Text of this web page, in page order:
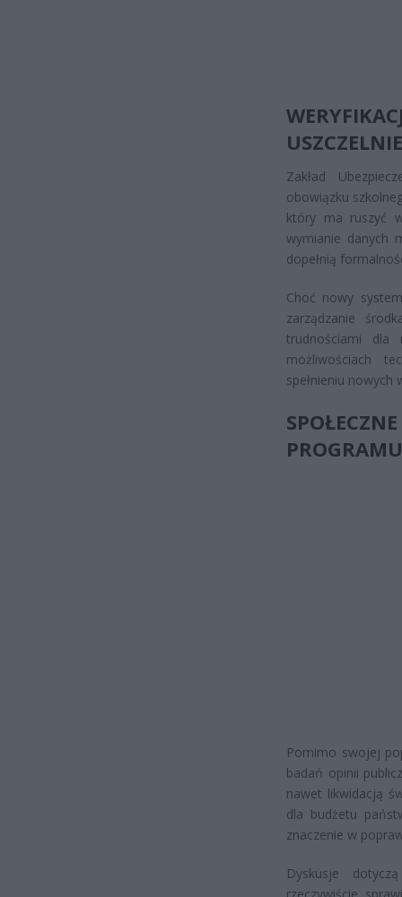
Zakład
obowiązku
który ma ruszyć
wymianie danych
dopełnią
Choć nowy
zarządzanie
trudnościami dla
możliwościach
spełnieniu nowych
PROGRAMU
Pomimo swojej
badań opinii
nawet likwidacją
dla budżetu
znaczenie w
Dyskusje